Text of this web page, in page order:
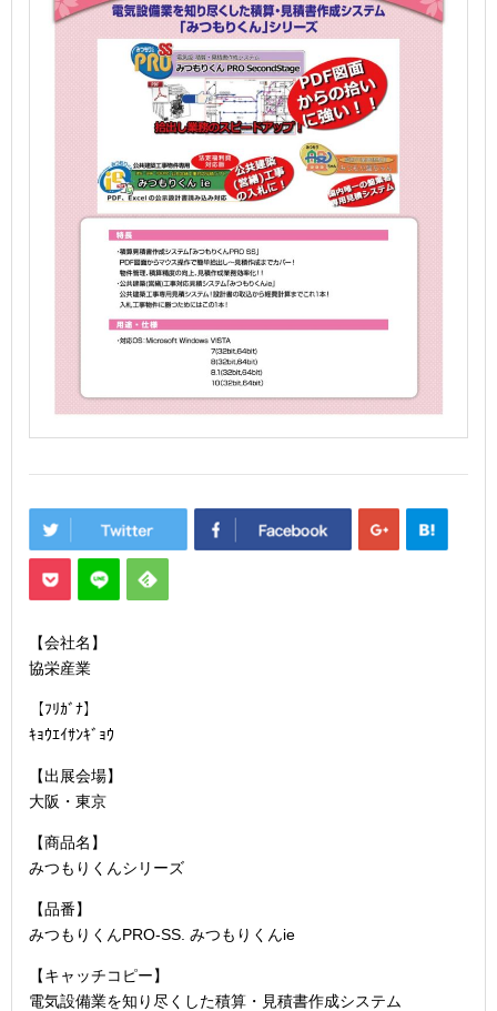
【会社名】
協栄産業
【ﾌﾘｶﾞﾅ】
ｷｮｳｴｲｻﾝｷﾞｮｳ
【出展会場】
大阪・東京
【商品名】
みつもりくんシリーズ
【品番】
みつもりくんPRO-SS. みつもりくんie
【キャッチコピー】
電気設備業を知り尽くした積算・見積書作成システム